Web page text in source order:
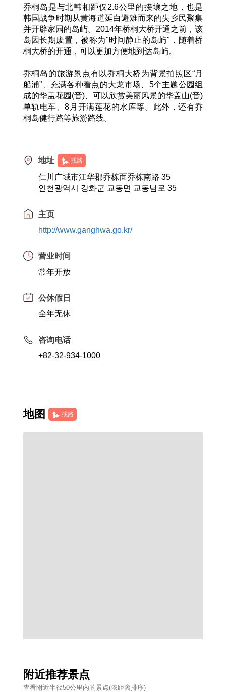
乔桐岛是与北韩相距仅2.6公里的接壤之地，也是
韩国战争时期从黄海道延白避难而来的失乡民聚集
并开辟家园的岛屿。2014年桥桐大桥开通之前，该
岛因长期废置，被称为"时间静止的岛屿"，随着桥
桐大桥的开通，可以更加方便地到达岛屿。
乔桐岛的旅游景点有以乔桐大桥为背景拍照区“月
船浦”、充满各种看点的大龙市场、5个主题公园组
成的华盖花园(音)、可以欣赏美丽风景的华盖山(音)
单轨电车、8月开满莲花的水库等。此外，还有乔
桐岛健行路等旅游路线。
地址 找路
仁川广域市江华郡乔栋面乔栋南路 35
인천광역시 강화군 교동면 교동남로 35
主页
http://www.ganghwa.go.kr/
营业时间
常年开放
公休假日
全年无休
咨询电话
+82-32-934-1000
地图 找路
附近推荐景点
查看附近半径50公里內的景点(依距离排序)